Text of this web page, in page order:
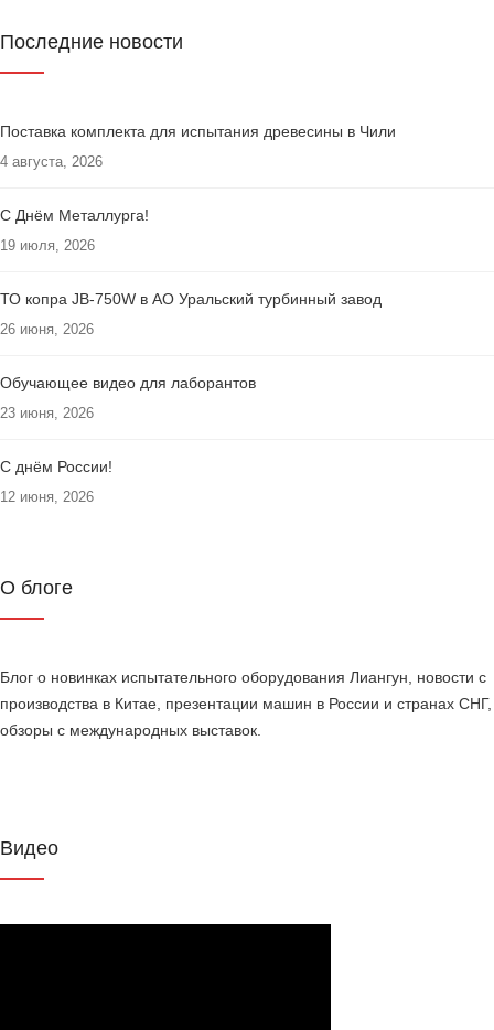
Последние новости
Поставка комплекта для испытания древесины в Чили
4 августа, 2026
С Днём Металлурга!
19 июля, 2026
ТО копра JB-750W в АО Уральский турбинный завод
26 июня, 2026
Обучающее видео для лаборантов
23 июня, 2026
С днём России!
12 июня, 2026
О блоге
Блог о новинках испытательного оборудования Лиангун, новости с
производства в Китае, презентации машин в России и странах СНГ,
обзоры с международных выставок.
Видео